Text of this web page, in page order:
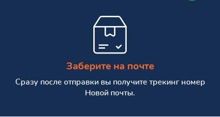
Заберите на почте
Сразу после отправки вы получите трекинг номер
Новой почты.